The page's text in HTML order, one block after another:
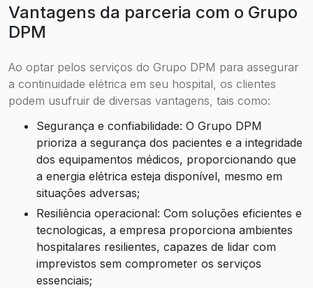
Vantagens da parceria com o Grupo
DPM
Ao optar pelos serviços do Grupo DPM para assegurar
a continuidade elétrica em seu hospital, os clientes
podem usufruir de diversas vantagens, tais como:
Segurança e confiabilidade: O Grupo DPM
prioriza a segurança dos pacientes e a integridade
dos equipamentos médicos, proporcionando que
a energia elétrica esteja disponível, mesmo em
situações adversas;
Resiliência operacional: Com soluções eficientes e
tecnologicas, a empresa proporciona ambientes
hospitalares resilientes, capazes de lidar com
imprevistos sem comprometer os serviços
essenciais;